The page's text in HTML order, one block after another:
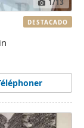
1/13
DESTACADO